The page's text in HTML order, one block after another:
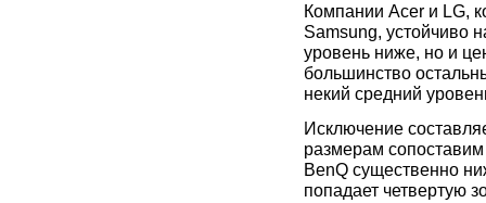
Компании Acer и LG,
Samsung, устойчиво
уровень ниже, но и
большинство
некий средний
Исключение
размерам
BenQ существенно
попадает четвертую